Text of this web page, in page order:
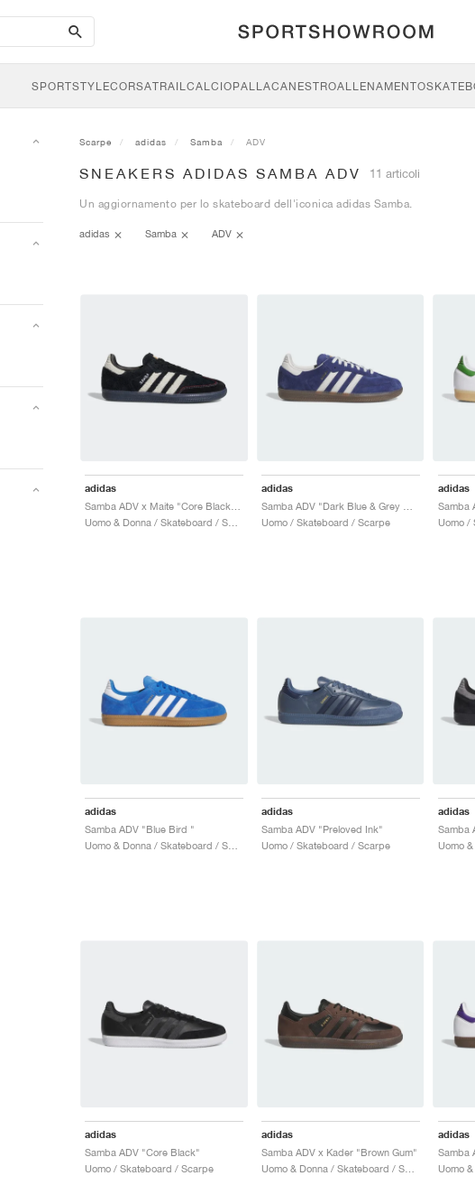
search-
btn
SPORTSTYLECORSATRAILCALCIOPALLACANESTROALLENAMENTO
Scarpe adidas Samba ADV
SNEAKERS ADIDAS SAMBA ADV 11 articoli
Un aggiornamento per lo skateboard dell'iconica adidas Samba.
adidas Samba ADV
adidas adidas
Uomo / Skateboard / Scarpe
adidas
Uomo /
adidas
Samba ADV "Blue Bird "
adidas
Samba ADV "Preloved Ink"
Uomo / Skateboard / Scarpe
adidas
adidas
Samba ADV "Core Black"
Uomo / Skateboard / Scarpe
adidas
Samba ADV x Kader "Brown Gum"
Uomo & Donna / Skateboard / Scarpe
adidas